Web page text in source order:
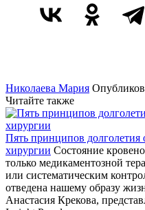
Николаева Мария
Читайте также
Пять принципов долголетия
хирургии Состояние
только медикаментозной
или систематическим
отведена нашему образу
Анастасия Крекова,